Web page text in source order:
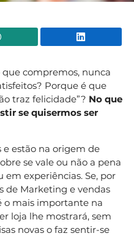
WhatsApp
compremos, nunca
Porque é que
traz felicidade”? No que
se quisermos ser
e estão na origem de
se vale ou não a pena
experiências. Se, por
de Marketing e vendas
o mais importante na
loja lhe mostrará, sem
novas o faz sentir-se